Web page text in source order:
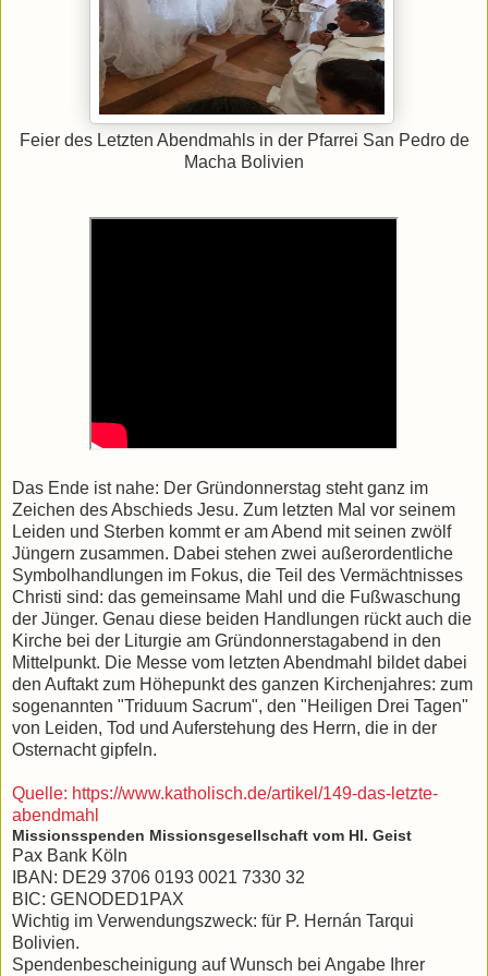
Feier des Letzten Abendmahls in der Pfarrei San Pedro de
Macha Bolivien
Das Ende ist nahe: Der Gründonnerstag steht ganz im
Zeichen des Abschieds Jesu. Zum letzten Mal vor seinem
Leiden und Sterben kommt er am Abend mit seinen zwölf
Jüngern zusammen. Dabei stehen zwei außerordentliche
Symbolhandlungen im Fokus, die Teil des Vermächtnisses
Christi sind: das gemeinsame Mahl und die Fußwaschung
der Jünger. Genau diese beiden Handlungen rückt auch die
Kirche bei der Liturgie am Gründonnerstagabend in den
Mittelpunkt. Die Messe vom letzten Abendmahl bildet dabei
den Auftakt zum Höhepunkt des ganzen Kirchenjahres: zum
sogenannten "Triduum Sacrum", den "Heiligen Drei Tagen"
von Leiden, Tod und Auferstehung des Herrn, die in der
Osternacht gipfeln.
Quelle: https://www.katholisch.de/artikel/149-das-letzte-
abendmahl
Missionsspenden Missionsgesellschaft vom Hl. Geist
Pax Bank Köln
IBAN: DE29 3706 0193 0021 7330 32
BIC: GENODED1PAX
Wichtig im Verwendungszweck: für P. Hernán Tarqui
Bolivien.
Spendenbescheinigung auf Wunsch bei Angabe Ihrer